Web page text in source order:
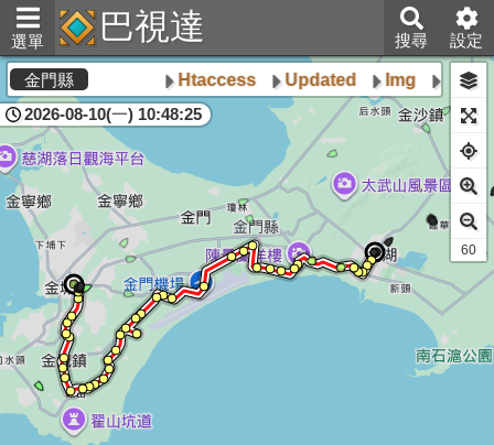
選單 巴視達 搜尋 設定
金門縣 Htaccess Updated Img Poly
2026-08-10(一) 10:48:25
61